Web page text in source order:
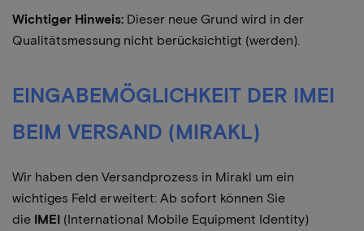
Wichtiger Hinweis: Dieser neue Grund wird in der
Qualitätsmessung nicht berücksichtigt (werden).
EINGABEMÖGLICHKEIT DER IMEI
BEIM VERSAND (MIRAKL)
Wir haben den Versandprozess in Mirakl um ein
wichtiges Feld erweitert: Ab sofort können Sie
die IMEI (International Mobile Equipment Identity)